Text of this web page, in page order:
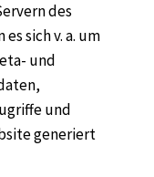
des
sich v. a. um
und
und
generiert